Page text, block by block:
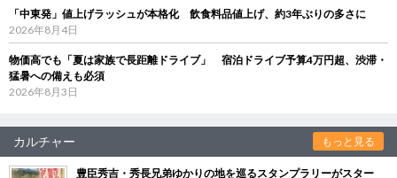
「中東発」値上げラッシュが本格化 飲食料品値上げ、約3年ぶりの多さに
2026年8月4日
物価高でも「夏は家族で長距離ドライブ」 宿泊ドライブ予算4万円超、渋滞・
猛暑への備えも必須
2026年8月3日
カルチャー もっと見る
豊臣秀吉・秀長兄弟ゆかりの地を巡るスタンプラリーがスター